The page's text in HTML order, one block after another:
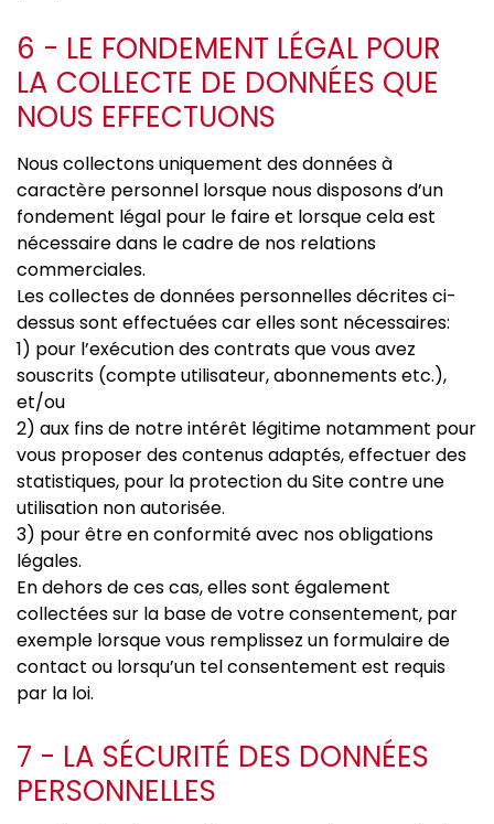
6 - LE FONDEMENT LÉGAL POUR
LA COLLECTE DE DONNÉES QUE
NOUS EFFECTUONS
Nous collectons uniquement des données à
caractère personnel lorsque nous disposons d’un
fondement légal pour le faire et lorsque cela est
nécessaire dans le cadre de nos relations
commerciales.
Les collectes de données personnelles décrites ci-
dessus sont effectuées car elles sont nécessaires:
1) pour l’exécution des contrats que vous avez
souscrits (compte utilisateur, abonnements etc.),
et/ou
2) aux fins de notre intérêt légitime notamment pour
vous proposer des contenus adaptés, effectuer des
statistiques, pour la protection du Site contre une
utilisation non autorisée.
3) pour être en conformité avec nos obligations
légales.
En dehors de ces cas, elles sont également
collectées sur la base de votre consentement, par
exemple lorsque vous remplissez un formulaire de
contact ou lorsqu’un tel consentement est requis
par la loi.
7 - LA SÉCURITÉ DES DONNÉES
PERSONNELLES